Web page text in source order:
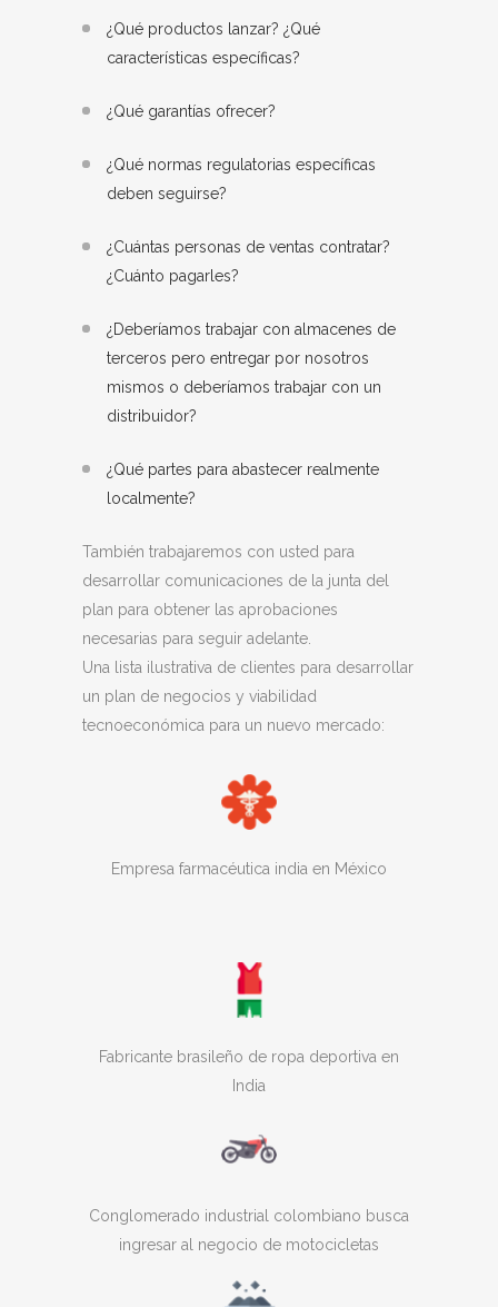
¿Qué productos lanzar? ¿Qué
características específicas?
¿Qué garantías ofrecer?
¿Qué normas regulatorias específicas
deben seguirse?
¿Cuántas personas de ventas contratar?
¿Cuánto pagarles?
¿Deberíamos trabajar con almacenes de
terceros pero entregar por nosotros
mismos o deberíamos trabajar con un
distribuidor?
¿Qué partes para abastecer realmente
localmente?
También trabajaremos con usted para
desarrollar comunicaciones de la junta del
plan para obtener las aprobaciones
necesarias para seguir adelante.
Una lista ilustrativa de clientes para desarrollar
un plan de negocios y viabilidad
tecnoeconómica para un nuevo mercado:
Empresa farmacéutica india en México
Fabricante brasileño de ropa deportiva en
India
Conglomerado industrial colombiano busca
ingresar al negocio de motocicletas